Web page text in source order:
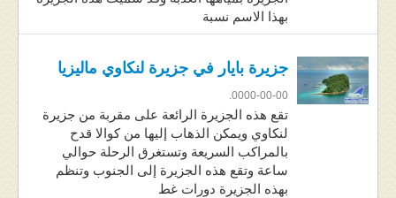
بهذا الاسم نسبة
جزيرة بايار في جزيرة لنكاوي ماليزيا
0000-00-00.
تقع هذه الجزيرة الرائعة على مقربة من جزيرة
لنكاوي ويمكن الذهاب إليها من كوالا قدح
بالمراكب السريعة وتستغرق الرحلة حوالي
ساعة وتقع هذه الجزيرة إلى الجنوب وتنظم
بهذه الجزيرة دورات غط